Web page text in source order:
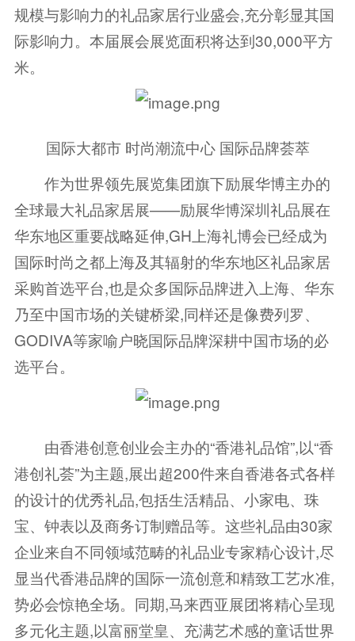
规模与影响力的礼品家居行业盛会,充分彰显其国
际影响力。本届展会展览面积将达到30,000平方
米。
国际大都市 时尚潮流中心 国际品牌荟萃
作为世界领先展览集团旗下励展华博主办的
全球最大礼品家居展——励展华博深圳礼品展在
华东地区重要战略延伸,GH上海礼博会已经成为
国际时尚之都上海及其辐射的华东地区礼品家居
采购首选平台,也是众多国际品牌进入上海、华东
乃至中国市场的关键桥梁,同样还是像费列罗、
GODIVA等家喻户晓国际品牌深耕中国市场的必
选平台。
由香港创意创业会主办的“香港礼品馆”,以“香
港创礼荟”为主题,展出超200件来自香港各式各样
的设计的优秀礼品,包括生活精品、小家电、珠
宝、钟表以及商务订制赠品等。这些礼品由30家
企业来自不同领域范畴的礼品业专家精心设计,尽
显当代香港品牌的国际一流创意和精致工艺水准,
势必会惊艳全场。同期,马来西亚展团将精心呈现
多元化主题,以富丽堂皇、充满艺术感的童话世界